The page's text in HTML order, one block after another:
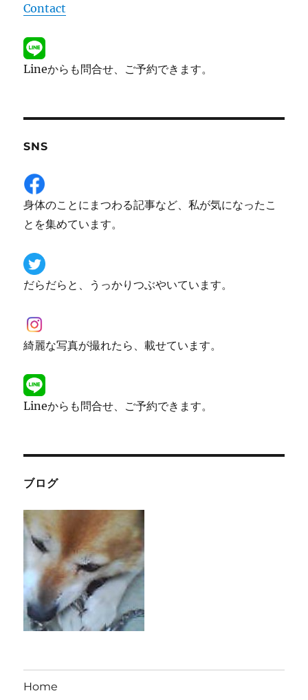
Contact
Lineからも問合せ、ご予約できます。
SNS
身体のことにまつわる記事など、私が気になったこ
とを集めています。
だらだらと、うっかりつぶやいています。
綺麗な写真が撮れたら、載せています。
Lineからも問合せ、ご予約できます。
ブログ
Home